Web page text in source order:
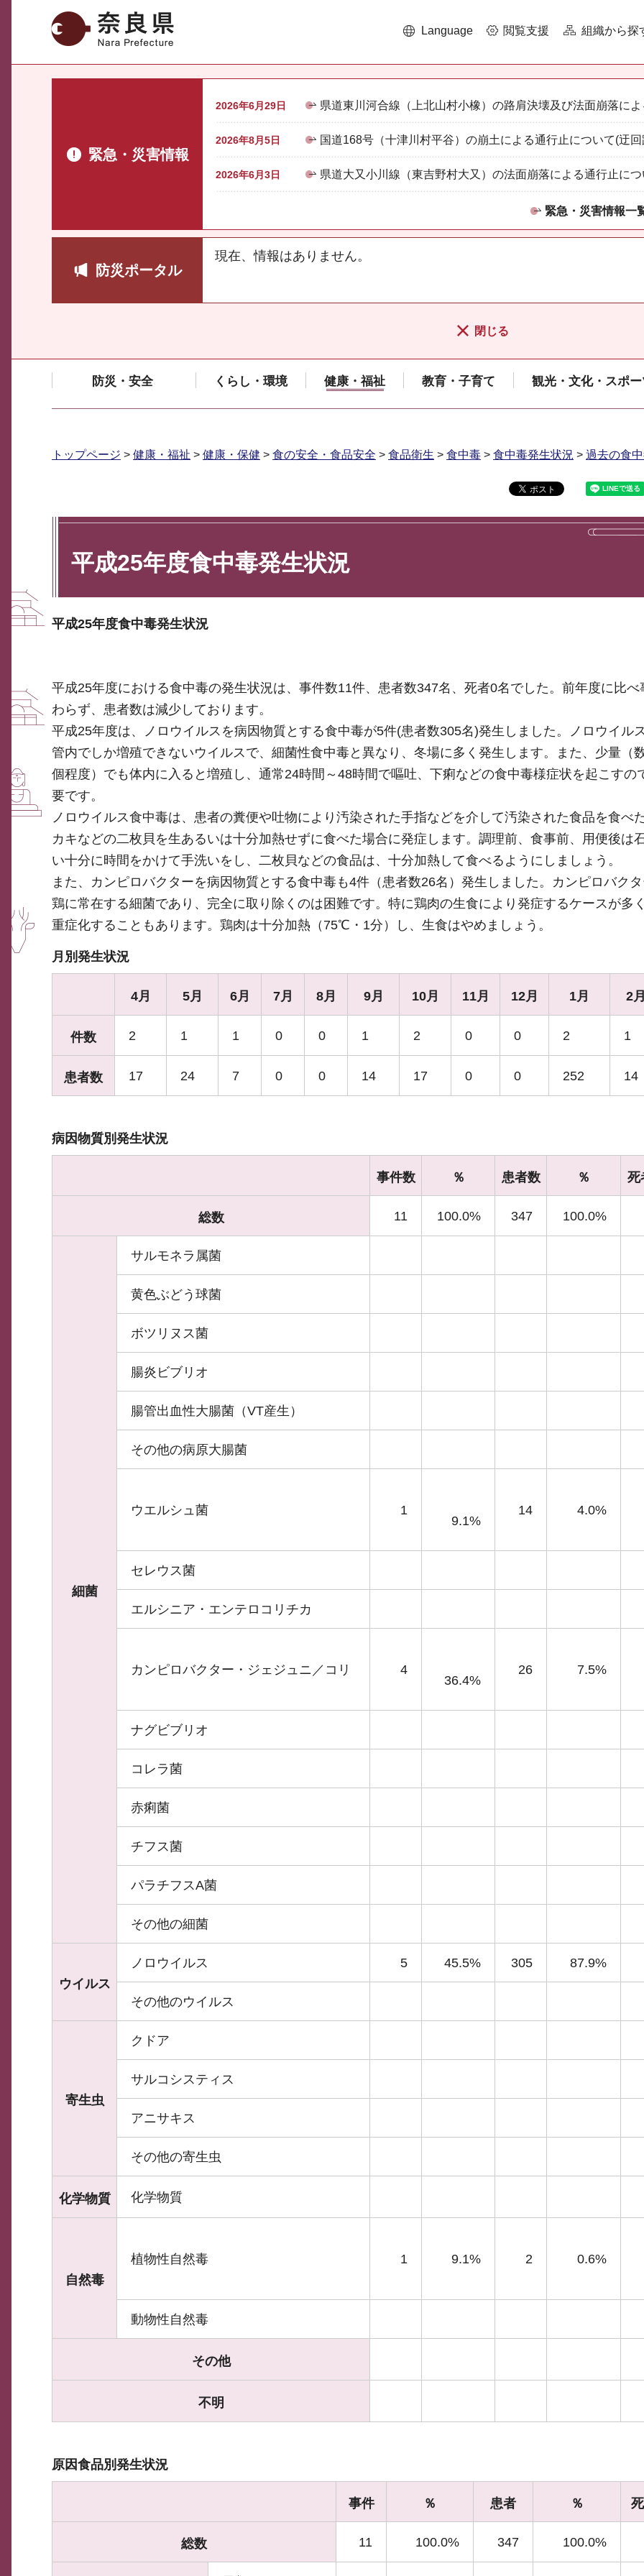
奈良県 Language 閲覧支援 組織から探
緊急・災害情報
2026年6月29日 県道東川河合線（上北山村小橡）の路肩決壊及び法面崩落に
2026年8月5日 国道168号（十津川村平谷）の崩土による通行止について(迂
2026年6月3日 県道大又小川線（東吉野村大又）の法面崩落による通行止に
緊急・災害情報一
防災ポータル
現在、情報はありません。
閉じる
防災・安全 くらし・環境 健康・福祉 教育・子育て 観光・文化・スポー
トップページ > 健康・福祉 > 健康・保健 > 食の安全・食品安全 > 食品衛生 > 食中毒 > 食中毒発生状況 > 過去の食
平成25年度食中毒発生状況
平成25年度食中毒発生状況
平成25年度における食中毒の発生状況は、事件数11件、患者数347名、死者0名でした。前年度に比べ
わらず、患者数は減少しております。
平成25年度は、ノロウイルスを病因物質とする食中毒が5件(患者数305名)発生しました。ノロウイル
管内でしか増殖できないウイルスで、細菌性食中毒と異なり、冬場に多く発生します。また、少量（
個程度）でも体内に入ると増殖し、通常24時間～48時間で嘔吐、下痢などの食中毒様症状を起こすの
要です。
ノロウイルス食中毒は、患者の糞便や吐物により汚染された手指などを介して汚染された食品を食べ
カキなどの二枚貝を生あるいは十分加熱せずに食べた場合に発症します。調理前、食事前、用便後は
い十分に時間をかけて手洗いをし、二枚貝などの食品は、十分加熱して食べるようにしましょう。
また、カンピロバクターを病因物質とする食中毒も4件（患者数26名）発生しました。カンピロバク
鶏に常在する細菌であり、完全に取り除くのは困難です。特に鶏肉の生食により発症するケースが多
重症化することもあります。鶏肉は十分加熱（75℃・1分）し、生食はやめましょう。
月別発生状況
4月 5月 6月 7月 8月 9月 10月 11月 12月 1月 2
件数 2 1 1 0 0 1 2 0 0 2 1
患者数 17 24 7 0 0 14 17 0 0 252 14
病因物質別発生状況
事件数 ％ 患者数 ％ 死
総数 11 100.0% 347 100.0%
細菌
サルモネラ属菌
黄色ぶどう球菌
ボツリヌス菌
腸炎ビブリオ
腸管出血性大腸菌（VT産生）
その他の病原大腸菌
ウエルシュ菌 1
9.1%
14 4.0%
セレウス菌
エルシニア・エンテロコリチカ
カンピロバクター・ジェジュニ／コリ 4
36.4%
26 7.5%
ナグビブリオ
コレラ菌
赤痢菌
チフス菌
パラチフスA菌
その他の細菌
ウイルス
ノロウイルス 5 45.5% 305 87.9%
その他のウイルス
寄生虫
クドア
サルコシスティス
アニサキス
その他の寄生虫
化学物質 化学物質
自然毒
植物性自然毒 1 9.1% 2 0.6%
動物性自然毒
その他
不明
原因食品別発生状況
事件 ％ 患者 ％
総数 11 100.0% 347 100.0%